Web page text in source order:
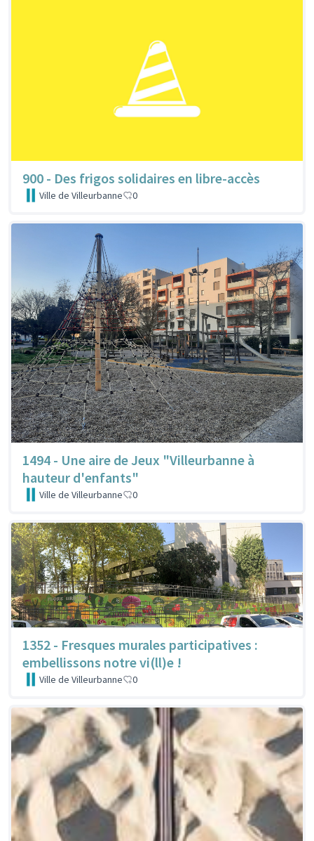
900 - Des frigos solidaires en libre-accès
Ville de Villeurbanne 0
1494 - Une aire de Jeux "Villeurbanne à
hauteur d'enfants"
Ville de Villeurbanne 0
1352 - Fresques murales participatives :
embellissons notre vi(ll)e !
Ville de Villeurbanne 0